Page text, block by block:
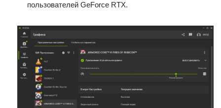
пользователей GeForce RTX.